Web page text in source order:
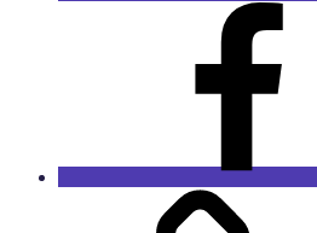
Sprucharchiv